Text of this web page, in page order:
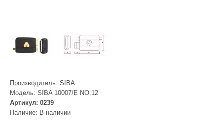
Производитель: SIBA
Модель: SIBA 10007/Е NO:12
Артикул: 0239
Наличие: В наличии